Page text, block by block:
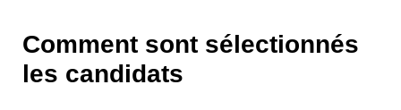
Comment sont sélectionnés
les candidats